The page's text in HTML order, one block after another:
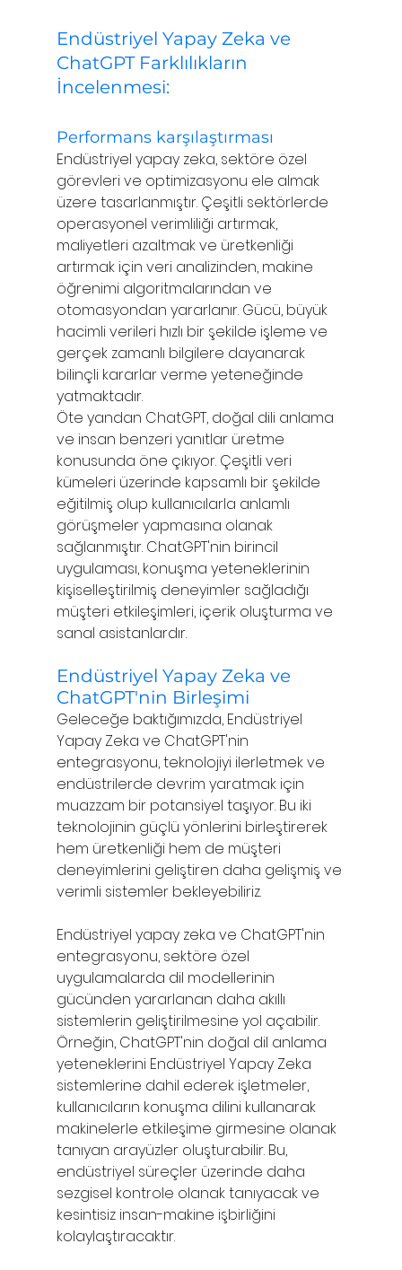
Endüstriyel Yapay Zeka ve
ChatGPT Farklılıkların
İncelenmesi:
Performans karşılaştırması
Endüstriyel yapay zeka, sektöre özel
görevleri ve optimizasyonu ele almak
üzere tasarlanmıştır. Çeşitli sektörlerde
operasyonel verimliliği artırmak,
maliyetleri azaltmak ve üretkenliği
artırmak için veri analizinden, makine
öğrenimi algoritmalarından ve
otomasyondan yararlanır. Gücü, büyük
hacimli verileri hızlı bir şekilde işleme ve
gerçek zamanlı bilgilere dayanarak
bilinçli kararlar verme yeteneğinde
yatmaktadır.
Öte yandan ChatGPT, doğal dili anlama
ve insan benzeri yanıtlar üretme
konusunda öne çıkıyor. Çeşitli veri
kümeleri üzerinde kapsamlı bir şekilde
eğitilmiş olup kullanıcılarla anlamlı
görüşmeler yapmasına olanak
sağlanmıştır. ChatGPT'nin birincil
uygulaması, konuşma yeteneklerinin
kişiselleştirilmiş deneyimler sağladığı
müşteri etkileşimleri, içerik oluşturma ve
sanal asistanlardır.
Endüstriyel Yapay Zeka ve
ChatGPT'nin Birleşimi
Geleceğe baktığımızda, Endüstriyel
Yapay Zeka ve ChatGPT'nin
entegrasyonu, teknolojiyi ilerletmek ve
endüstrilerde devrim yaratmak için
muazzam bir potansiyel taşıyor. Bu iki
teknolojinin güçlü yönlerini birleştirerek
hem üretkenliği hem de müşteri
deneyimlerini geliştiren daha gelişmiş ve
verimli sistemler bekleyebiliriz.
Endüstriyel yapay zeka ve ChatGPT'nin
entegrasyonu, sektöre özel
uygulamalarda dil modellerinin
gücünden yararlanan daha akıllı
sistemlerin geliştirilmesine yol açabilir.
Örneğin, ChatGPT'nin doğal dil anlama
yeteneklerini Endüstriyel Yapay Zeka
sistemlerine dahil ederek işletmeler,
kullanıcıların konuşma dilini kullanarak
makinelerle etkileşime girmesine olanak
tanıyan arayüzler oluşturabilir. Bu,
endüstriyel süreçler üzerinde daha
sezgisel kontrole olanak tanıyacak ve
kesintisiz insan-makine işbirliğini
kolaylaştıracaktır.